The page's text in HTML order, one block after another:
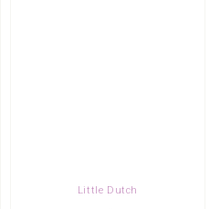
Little Dutch